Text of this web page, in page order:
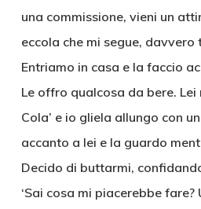
una commissione, vieni un
eccola che mi segue,
Entriamo in casa e la faccio
Le offro qualcosa da bere. Lei
Cola’ e io gliela allungo con
accanto a lei e la guardo
Decido di buttarmi,
‘Sai cosa mi piacerebbe fare?